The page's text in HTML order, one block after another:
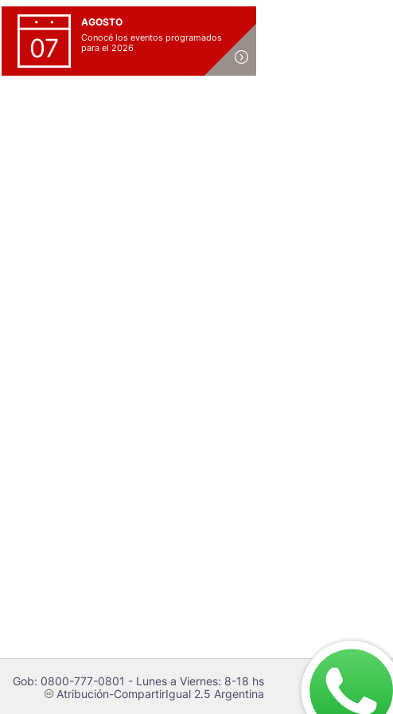
07
AGOSTO
Conocé los eventos programados
para el 2026
Gob: 0800-777-0801 - Lunes a Viernes: 8-18 hs
cAtribución-CompartirIgual 2.5 Argentina